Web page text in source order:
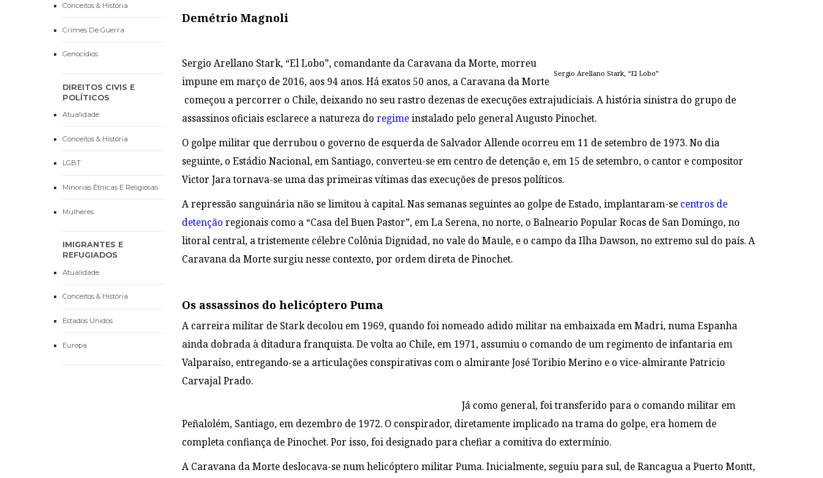
Conceitos & História
Crimes De Guerra
Genocídios
DIREITOS CIVIS E
POLÍTICOS
Atualidade
Conceitos & História
LGBT
Minorias Étnicas E Religiosas
Mulheres
IMIGRANTES E
REFUGIADOS
Atualidade
Conceitos & História
Estados Unidos
Europa
Demétrio Magnoli
Sergio Arellano Stark, “El Lobo”
Sergio Arellano Stark, “El Lobo”, comandante da Caravana da Morte, morreu
impune em março de 2016, aos 94 anos. Há exatos 50 anos, a Caravana da Morte
começou a percorrer o Chile, deixando no seu rastro dezenas de execuções extrajudiciais. A história sinistra do grupo de
assassinos oficiais esclarece a natureza do regimeinstalado pelo general Augusto Pinochet.
O golpe militar que derrubou o governo de esquerda de Salvador Allende ocorreu em 11 de setembro de 1973. No dia
seguinte, o Estádio Nacional, em Santiago, converteu-se em centro de detenção e, em 15 de setembro, o cantor e compositor
Victor Jara tornava-se uma das primeiras vítimas das execuções de presos políticos.
A repressão sanguinária não se limitou à capital. Nas semanas seguintes ao golpe de Estado, implantaram-se centros de
detenção regionais como a “Casa del Buen Pastor”, em La Serena, no norte, o Balneario Popular Rocas de San Domingo, no
litoral central, a tristemente célebre Colônia Dignidad, no vale do Maule, e o campo da Ilha Dawson, no extremo sul do país. A
Caravana da Morte surgiu nesse contexto, por ordem direta de Pinochet.
Os assassinos do helicóptero Puma
A carreira militar de Stark decolou em 1969, quando foi nomeado adido militar na embaixada em Madri, numa Espanha
ainda dobrada à ditadura franquista. De volta ao Chile, em 1971, assumiu o comando de um regimento de infantaria em
Valparaíso, entregando-se a articulações conspirativas com o almirante José Toribio Merino e o vice-almirante Patricio
Carvajal Prado.
Já como general, foi transferido para o comando militar em
Peñalolém, Santiago, em dezembro de 1972. O conspirador, diretamente implicado na trama do golpe, era homem de
completa confiança de Pinochet. Por isso, foi designado para chefiar a comitiva do extermínio.
A Caravana da Morte deslocava-se num helicóptero militar Puma. Inicialmente, seguiu para sul, de Rancagua a Puerto Montt,